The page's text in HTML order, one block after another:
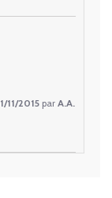
11/2015 par A.A.